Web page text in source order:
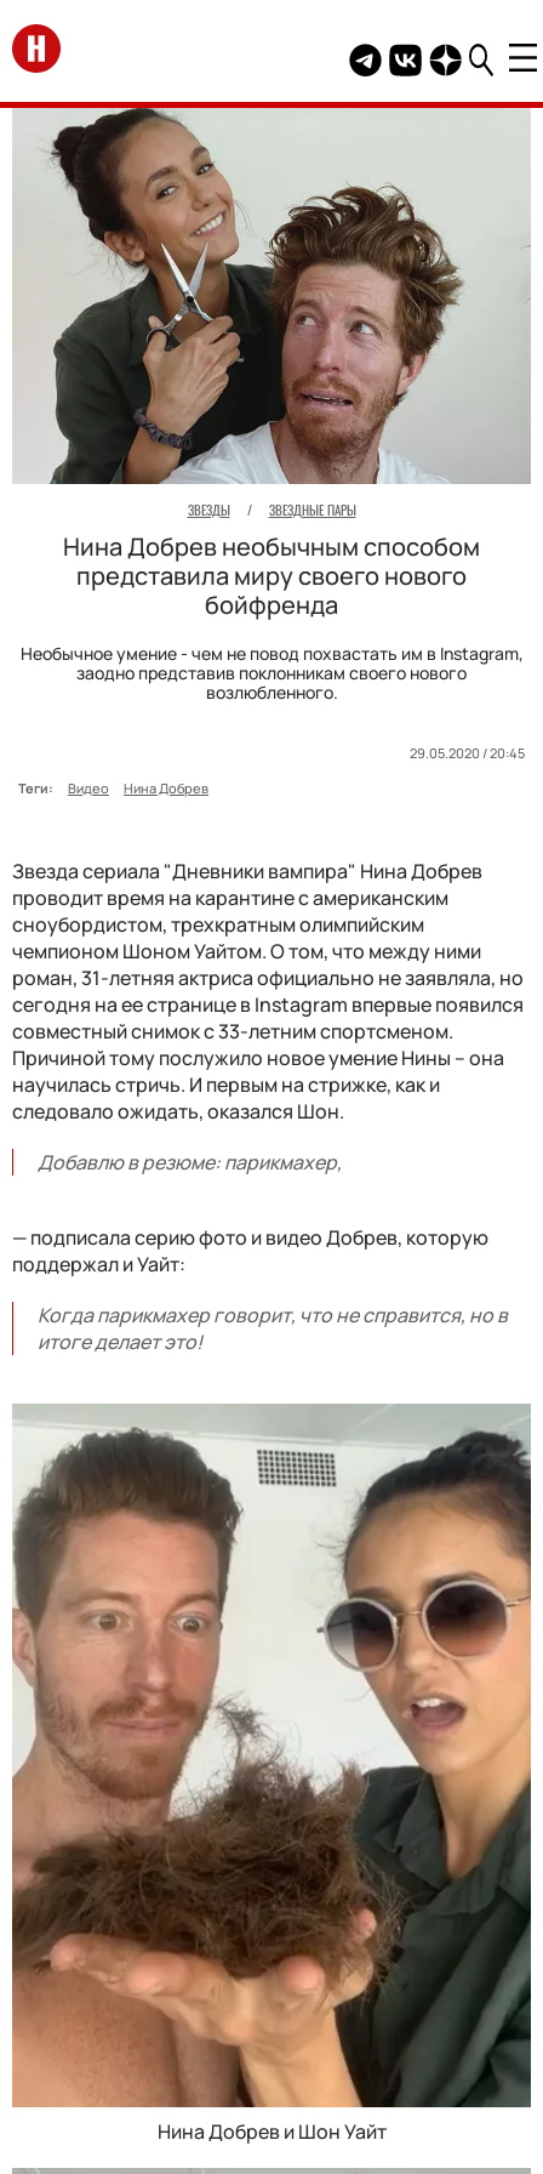
Перейти на главную
Telegram канал
Группа HELLO
Канал
ЗВЕЗДЫ / ЗВЕЗДНЫЕ ПАРЫ
Нина Добрев необычным способом
представила миру своего нового
бойфренда
Необычное умение - чем не повод похвастать им в Instagram,
заодно представив поклонникам своего нового
возлюбленного.
29.05.2020 / 20:45
Теги:
Видео Нина Добрев
Звезда сериала "Дневники вампира" Нина Добрев
проводит время на карантине с американским
сноубордистом, трехкратным олимпийским
чемпионом Шоном Уайтом. О том, что между ними
роман, 31-летняя актриса официально не заявляла, но
сегодня на ее странице в Instagram впервые появился
совместный снимок с 33-летним спортсменом.
Причиной тому послужило новое умение Нины – она
научилась стричь. И первым на стрижке, как и
следовало ожидать, оказался Шон.
Добавлю в резюме: парикмахер,
— подписала серию фото и видео Добрев, которую
поддержал и Уайт:
Когда парикмахер говорит, что не справится, но в
итоге делает это!
Нина Добрев и Шон Уайт